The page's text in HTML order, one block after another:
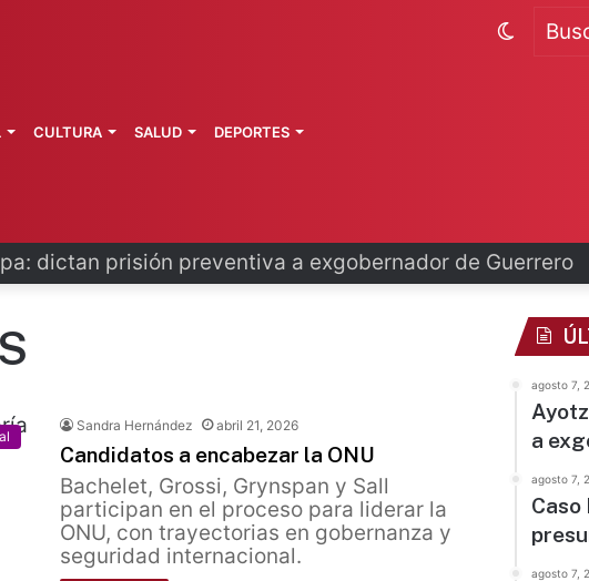
disculpa tras polémico plan de FIFA
CULTURA SALUD DEPORTES
Switch
Sandra Hernández abril 21, 2026
Candidatos a encabezar la ONU
Bachelet, Grossi, Grynspan y Sall
participan en el proceso para liderar la
ONU, con trayectorias en gobernanza y
seguridad internacional.
agosto 7,
a
agosto 7,
Caso
agosto 7,